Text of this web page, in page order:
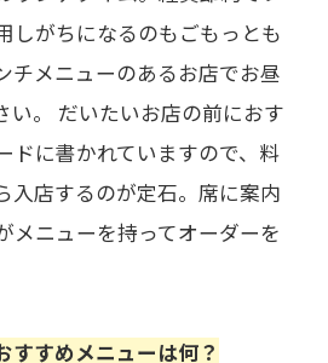
しがちになるのもごもっとも
チメニューのあるお店でお昼
い。 だいたいお店の前におす
ドに書かれていますので、料
入店するのが定石。席に案内
メニューを持ってオーダーを
すすめメニューは何？